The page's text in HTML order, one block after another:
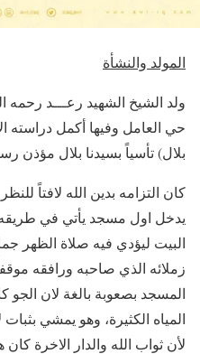
المولد والنشأة
حي العامل وفيها أكمل دراسته
بلال) تأسياً بسيدنا بلال مؤذن
كان التزامه بدين الله لافتاً
يدخل اول مسجد يأتي في
البيت ليؤدي فيه صلاة الظهر
زملائه الذي صاحبه ورافقه
المسجد بصعوبة بالغة لان
المياه الكثيرة، وهو يمشي
لأن ثواب الله والدار الاخرة